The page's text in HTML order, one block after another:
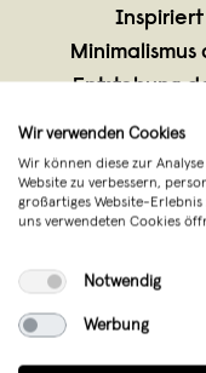
Inspiriert
Entstehung
Wert auf
Materialien
Wir verwenden Cookies
Wir können diese zur
Website zu verbessern,
großartiges Website-
uns verwendeten Cookies
Notwendig
Werbung